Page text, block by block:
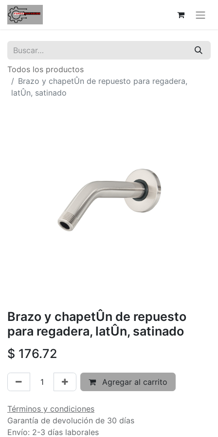
Todos los productos
Brazo y chapetÛn de repuesto para regadera,
latÛn, satinado
Brazo y chapetÛn de repuesto
para regadera, latÛn, satinado
$ 176.72
Agregar al carrito
Términos y condiciones
Garantía de devolución de 30 días
Envío: 2-3 días laborales